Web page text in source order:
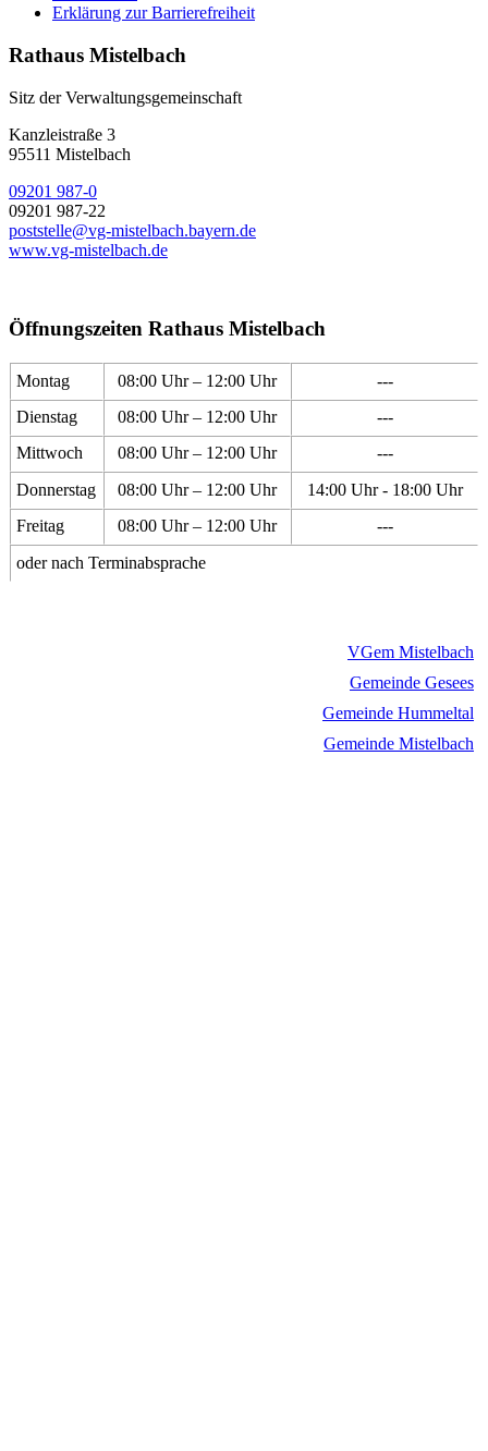
Erklärung zur Barrierefreiheit
Rathaus Mistelbach
Sitz der Verwaltungsgemeinschaft
Kanzleistraße 3
95511 Mistelbach
09201 987-0
09201 987-22
poststelle@vg-mistelbach.bayern.de
www.vg-mistelbach.de
Öffnungszeiten Rathaus Mistelbach
Montag 08:00 Uhr – 12:00 Uhr
---
Dienstag
08:00 Uhr – 12:00 Uhr
---
Mittwoch
08:00 Uhr – 12:00 Uhr
---
Donnerstag
08:00 Uhr – 12:00 Uhr
14:00 Uhr - 18:00 Uhr
Freitag
08:00 Uhr – 12:00 Uhr
---
oder nach Terminabsprache
VGem Mistelbach
Gemeinde Gesees
Gemeinde Hummeltal
Gemeinde Mistelbach